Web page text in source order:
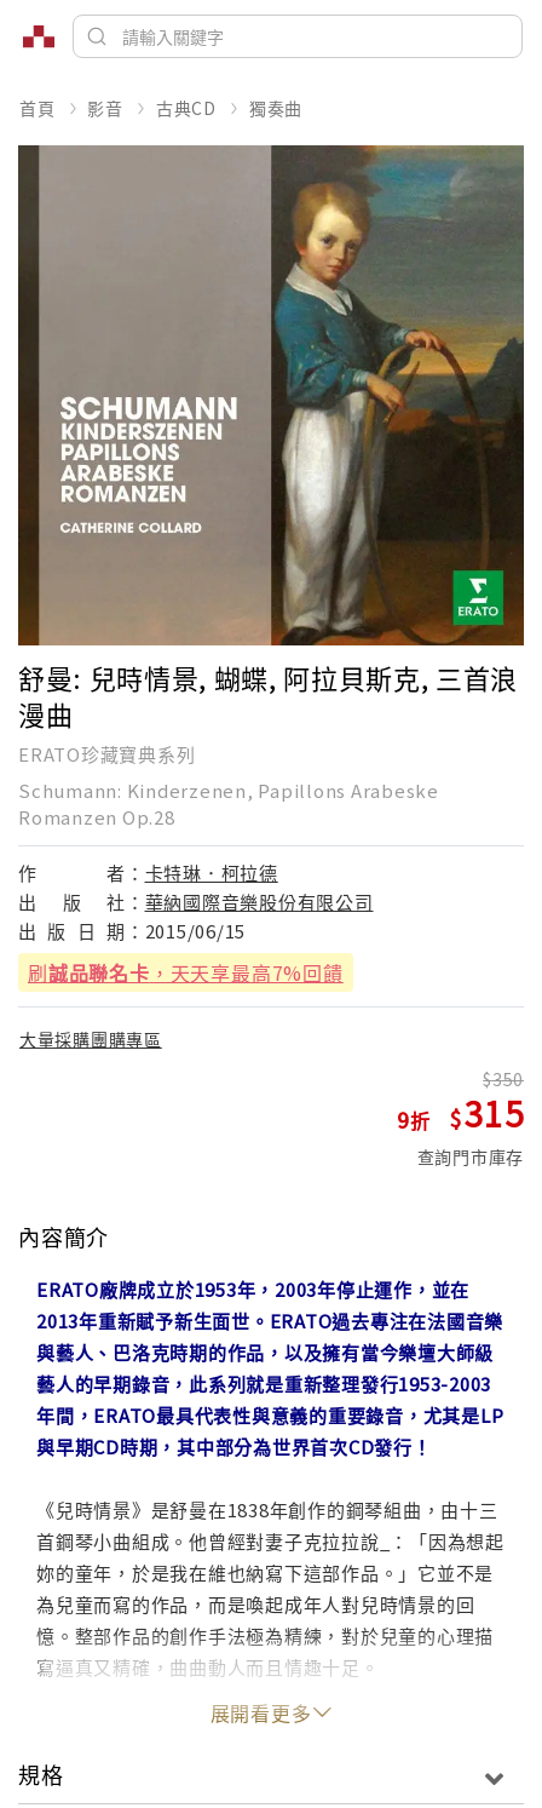
首頁 影音 古典CD 獨奏曲
舒曼: 兒時情景, 蝴蝶, 阿拉貝斯克, 三首浪
漫曲
ERATO珍藏寶典系列
Schumann: Kinderzenen, Papillons Arabeske
Romanzen Op.28
作 者： 卡特琳．柯拉德
出
版 社： 華納國際音樂股份有限公司
出 版 日 期： 2015/06/15
刷誠品聯名卡 ，天天享最高7%回饋
大量採購團購專區
9
350
315
查詢門市庫存
內容簡介
ERATO廠牌成立於1953年，2003年停止運作，並在
2013年重新賦予新生面世。ERATO過去專注在法國音樂
與藝人、巴洛克時期的作品，以及擁有當今樂壇大師級
藝人的早期錄音，此系列就是重新整理發行1953-2003
年間，ERATO最具代表性與意義的重要錄音，尤其是LP
與早期CD時期，其中部分為世界首次CD發行！
《兒時情景》是舒曼在1838年創作的鋼琴組曲，由十三
首鋼琴小曲組成。他曾經對妻子克拉拉說_：「因為想起
妳的童年，於是我在維也納寫下這部作品。」它並不是
為兒童而寫的作品，而是喚起成年人對兒時情景的回
憶。整部作品的創作手法極為精練，對於兒童的心理描
寫逼真又精確，曲曲動人而且情趣十足。
《蝴蝶》是舒曼很早期的作品，創作於1831年，全曲由
十二首小曲組成。舒曼的創作靈感來自德國小說家讓‧保
羅的長篇小說《年少氣盛》。小說描寫兩個青年與少女
展開看更多
規格